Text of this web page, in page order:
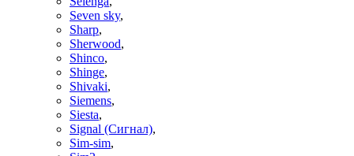
Seven sky,
Sharp,
Sherwood,
Shinco,
Shinge,
Shivaki,
Siemens,
Siesta,
Signal (Сигнал),
Sim-sim,